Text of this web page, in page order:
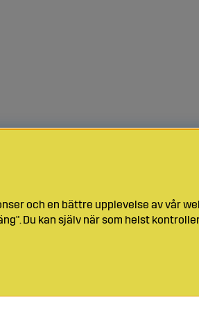
och en bättre upplevelse av vår
Du kan själv när som helst